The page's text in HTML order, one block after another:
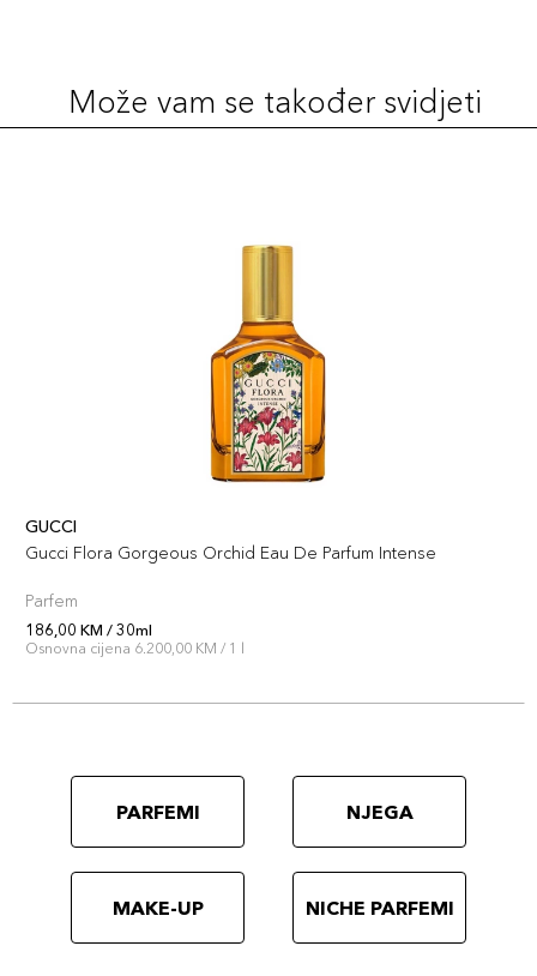
Može vam se također svidjeti
GUCCI
Gucci Flora Gorgeous Orchid Eau De Parfum Intense
Parfem
186,00 KM / 30ml
Osnovna cijena 6.200,00 KM / 1 l
PARFEMI NJEGA
MAKE-UP NICHE PARFEMI